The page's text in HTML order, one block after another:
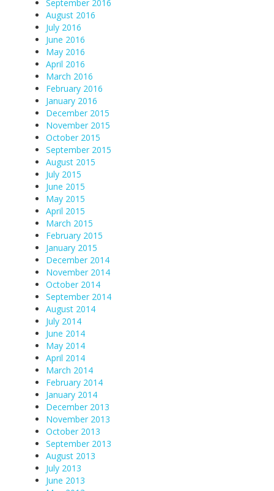
September 2016
August 2016
July 2016
June 2016
May 2016
April 2016
March 2016
February 2016
January 2016
December 2015
November 2015
October 2015
September 2015
August 2015
July 2015
June 2015
May 2015
April 2015
March 2015
February 2015
January 2015
December 2014
November 2014
October 2014
September 2014
August 2014
July 2014
June 2014
May 2014
April 2014
March 2014
February 2014
January 2014
December 2013
November 2013
October 2013
September 2013
August 2013
July 2013
June 2013